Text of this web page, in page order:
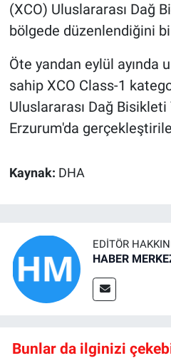
(XCO) Uluslararası Dağ
bölgede düzenlendiğini
Öte yandan eylül ayında
sahip XCO Class-1
Uluslararası Dağ Bisikleti
Erzurum'da
Kaynak: DHA
EDITÖR
HABER
Bunlar da ilginizi